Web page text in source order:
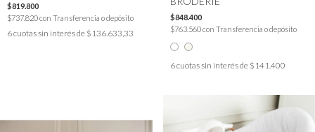
$819.800
$737.820con Transferencia o depósito
6cuotas sin interés de $136.633,33
$848.400
$763.560con Transferencia o depósito
6cuotas sin interés de $141.400